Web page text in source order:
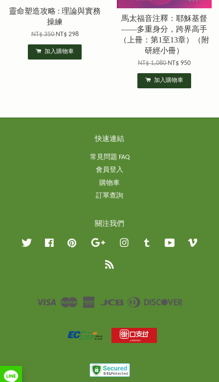
靈命塑造攻略 : 理論與實務
操練
NT$ 350NT$ 298
加入購物車
馬太福音注釋：耶穌基督
——多重身分，跨界高手
（上冊：第1至13章）（附
研經小冊）
NT$ 1,080NT$ 950
加入購物車
快速連結
常見問題 FAQ
會員登入
購物車
訂單查詢
關注我們
Twitter Facebook Pinterest Google InstagramTumblr YouTube
Visa Master
American
JCB
Diners